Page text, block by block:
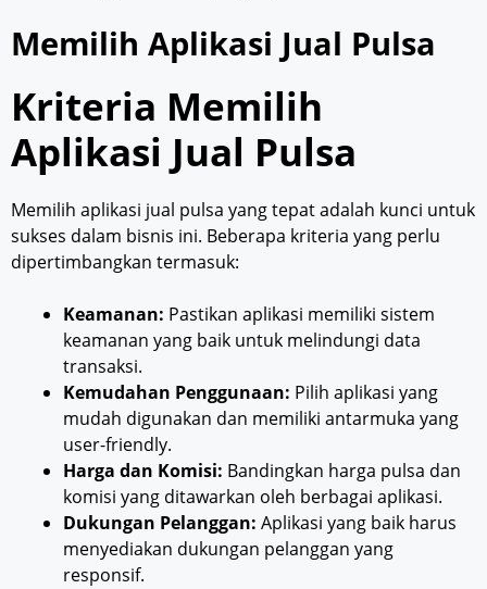
Memilih Aplikasi Jual Pulsa
Kriteria Memilih
Aplikasi Jual Pulsa
Memilih aplikasi jual pulsa yang tepat adalah kunci untuk
sukses dalam bisnis ini. Beberapa kriteria yang perlu
dipertimbangkan termasuk:
Keamanan: Pastikan aplikasi memiliki sistem
keamanan yang baik untuk melindungi data
transaksi.
Kemudahan Penggunaan: Pilih aplikasi yang
mudah digunakan dan memiliki antarmuka yang
user-friendly.
Harga dan Komisi: Bandingkan harga pulsa dan
komisi yang ditawarkan oleh berbagai aplikasi.
Dukungan Pelanggan: Aplikasi yang baik harus
menyediakan dukungan pelanggan yang
responsif.